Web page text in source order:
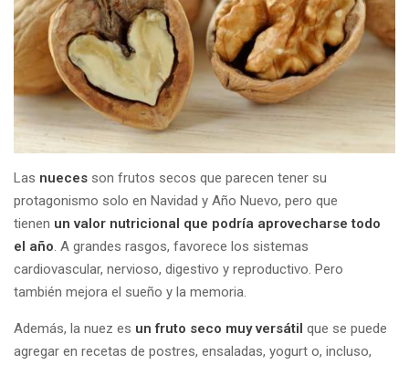
Las nueces son frutos secos que parecen tener su
protagonismo solo en Navidad y Año Nuevo, pero que
tienen un valor nutricional que podría aprovecharse todo
el año. A grandes rasgos, favorece los sistemas
cardiovascular, nervioso, digestivo y reproductivo. Pero
también mejora el sueño y la memoria.
Además, la nuez es un fruto seco muy versátil que se puede
agregar en recetas de postres, ensaladas, yogurt o, incluso,